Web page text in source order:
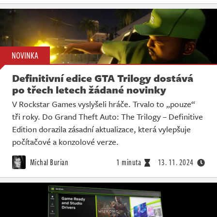
NOVINKA
Definitivní edice GTA Trilogy dostává
po třech letech žádané novinky
V Rockstar Games vyslyšeli hráče. Trvalo to „pouze“
tři roky. Do Grand Theft Auto: The Trilogy – Definitive
Edition dorazila zásadní aktualizace, která vylepšuje
počítačové a konzolové verze.
Michal Burian 1 minuta 13. 11. 2024